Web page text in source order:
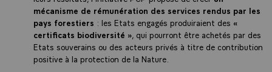
mécanisme de rémunération des services rendus par les
pays forestiers : les Etats engagés produiraient des «
certificats biodiversité », qui pourront être achetés par des
Etats souverains ou des acteurs privés à titre de contribution
positive à la protection de la Nature.